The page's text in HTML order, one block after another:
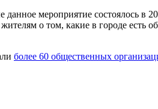
мероприятие состоялось в
жителям о том, какие в городе есть
более 60 общественных